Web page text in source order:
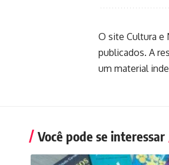
O site Cultura e
publicados. A
um material
Você pode se interessar